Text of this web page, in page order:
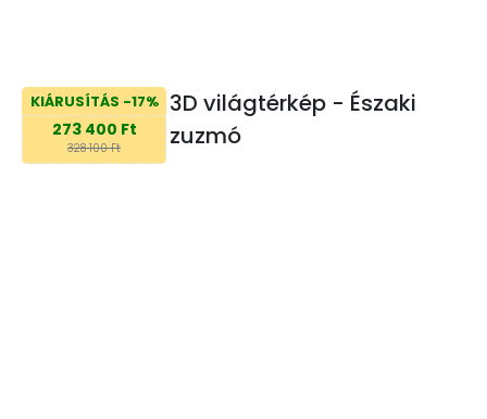
KIÁRUSÍTÁS -17%
273 400 Ft
328 100 Ft
3D világtérkép - Északi
zuzmó